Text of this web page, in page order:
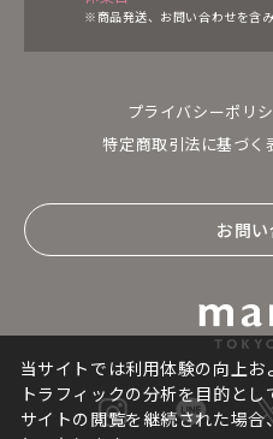
※商品発送、お問い合わせを含み
プライバシーポリ
特定商取引法に基づく
お問
当サイトでは利用体験の向上お
トラフィックの分析を目的と
サイトの閲覧を継続された場